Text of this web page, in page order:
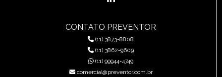
CONTATO PREVENTOR
(11) 3873-8808
(11) 3862-9609
(11) 99944-4749
comercial@preventor.com.br